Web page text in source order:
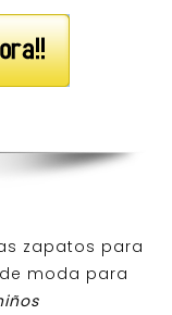
zapatos para
moda para